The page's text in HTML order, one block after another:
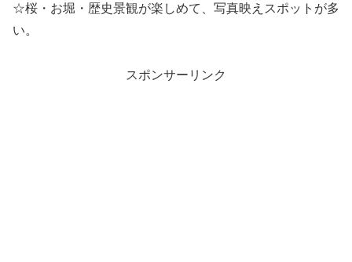
☆桜・お堀・歴史景観が楽しめて、写真映えスポットが多
い。
スポンサーリンク